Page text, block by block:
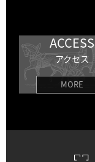
ACCESS
アクセス
MORE